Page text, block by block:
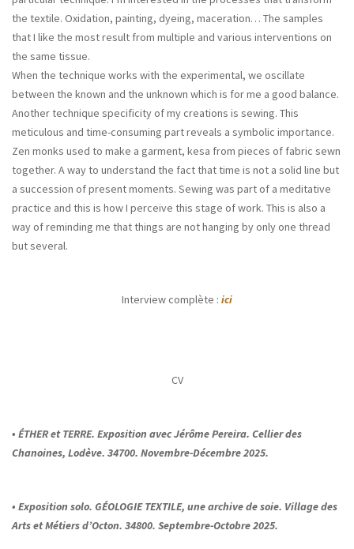
the textile. Oxidation, painting, dyeing, maceration… The samples
that I like the most result from multiple and various interventions on
the same tissue.
When the technique works with the experimental, we oscillate
between the known and the unknown which is for me a good balance.
Another technique specificity of my creations is sewing. This
meticulous and time-consuming part reveals a symbolic importance.
Zen monks used to make a garment, kesa from pieces of fabric sewn
together. A way to understand the fact that time is not a solid line but
a succession of present moments. Sewing was part of a meditative
practice and this is how I perceive this stage of work. This is also a
way of reminding me that things are not hanging by only one thread
but several.
Interview complète : ici
CV
• ÉTHER et TERRE. Exposition avec Jérôme Pereira. Cellier des
Chanoines, Lodève. 34700. Novembre-Décembre 2025.
• Exposition solo. GÉOLOGIE TEXTILE, une archive de soie. Village des
Arts et Métiers d’Octon. 34800. Septembre-Octobre 2025.